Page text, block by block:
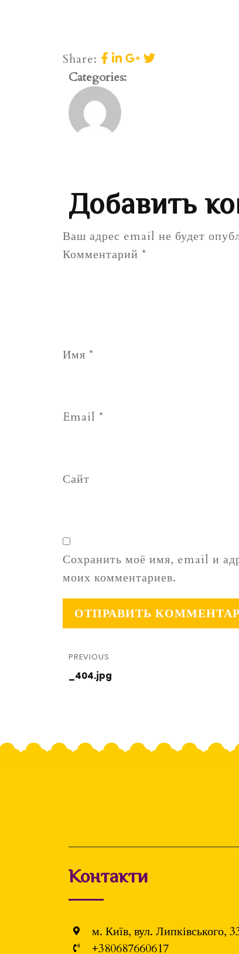
Share:
Categories:
Добавить
Ваш адрес email не будет
Комментарий *
Имя *
Email *
Сайт
Сохранить моё имя, email и
моих комментариев.
PREVIOUS
_404.jpg
Контакти
м. Київ, вул. Липківського,
+380687660617